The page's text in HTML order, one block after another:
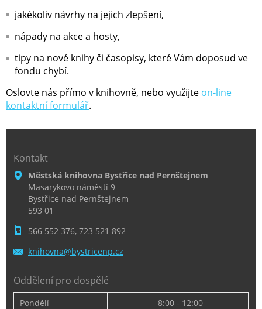
jakékoliv návrhy na jejich zlepšení,
nápady na akce a hosty,
tipy na nové knihy či časopisy, které Vám doposud ve
fondu chybí.
Oslovte nás přímo v knihovně, nebo využijte on-line
kontaktní formulář.
Kontakt
Městská knihovna Bystřice nad Pernštejnem
Masarykovo náměstí 9
Bystřice nad Pernštejnem
593 01
566 552 376, 723 521 892
knihovna@bystricenp.cz
Oddělení pro dospělé
Pondělí
8:00 - 12:00